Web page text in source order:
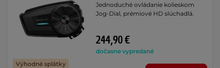
Výhodné splátky
Jednoduché ovládanie kolieskom
Jog-Dial, prémiové HD slúchadlá.
244,90 €
dočasne vypredané